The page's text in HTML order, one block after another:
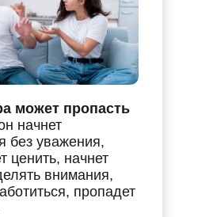
может пропасть
начнет
без уважения,
ценить, начнет
внимания,
пропадет